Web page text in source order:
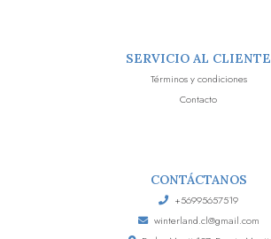
SERVICIO AL CLIENTE
Términos y condiciones
Contacto
CONTÁCTANOS
+56995657519
winterland.cl@gmail.com